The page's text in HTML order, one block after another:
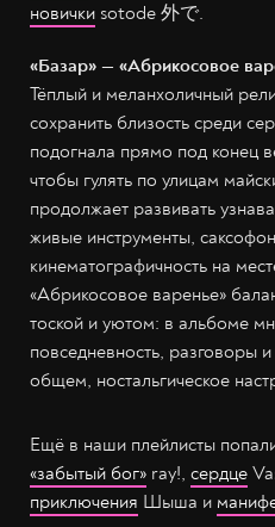
новички sotode 外で.
«Базар» — «Абрикосовое
Тёплый и меланхоличный
сохранить близость среди
подогнала прямо под конец
чтобы гулять по улицам
продолжает развивать
живые инструменты,
кинематографичность на
«Абрикосовое варенье»
тоской и уютом: в альбоме
повседневность, разговоры
общем, ностальгическое
Ещё в наши плейлисты
«забытый бог» ray!, сердце
приключения Шыша и